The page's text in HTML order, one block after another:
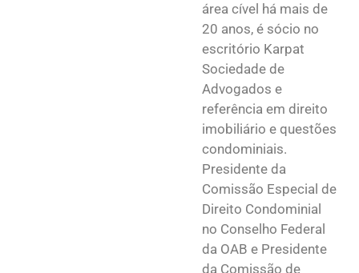
área cível há mais de
20 anos, é sócio no
escritório Karpat
Sociedade de
Advogados e
referência em direito
imobiliário e questões
condominiais.
Presidente da
Comissão Especial de
Direito Condominial
no Conselho Federal
da OAB e Presidente
da Comissão de